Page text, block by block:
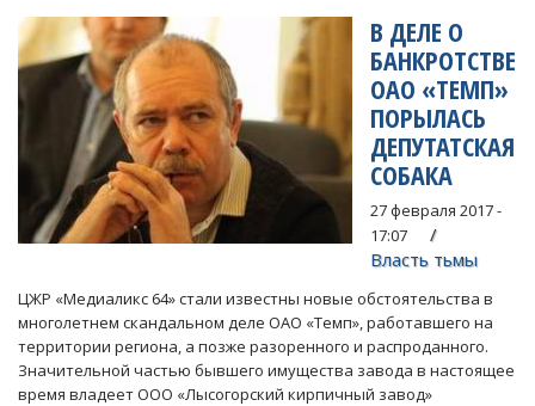
В ДЕЛЕ О
БАНКРОТСТВЕ
ОАО «ТЕМП»
ПОРЫЛАСЬ
ДЕПУТАТСКАЯ
СОБАКА
27 февраля 2017 -
17:07
Власть тьмы
ЦЖР «Медиаликс 64» стали известны новые обстоятельства в
многолетнем скандальном деле ОАО «Темп», работавшего на
территории региона, а позже разоренного и распроданного.
Значительной частью бывшего имущества завода в настоящее
время владеет ООО «Лысогорский кирпичный завод»